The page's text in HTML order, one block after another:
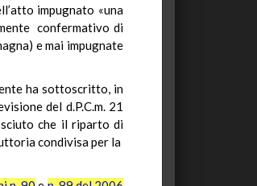
impugnato «una
confermativo di
e mai impugnate
ha sottoscritto, in
del d.P.C.m. 21
che il riparto di
condivisa per la